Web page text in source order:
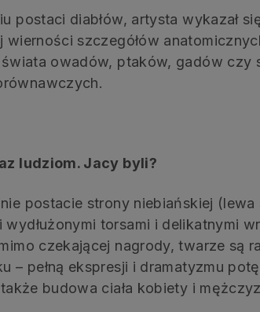
postaci diabłów, artysta wykazał
szczegółów
owadów, ptaków, gadów czy
ludziom. Jacy byli?
postacie strony niebiańskiej
torsami i delikatnymi
czekającej nagrody, twarze są
– pełną ekspresji i dramatyzmu
budowa ciała kobiety i